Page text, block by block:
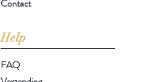
Contact
Help
FAQ